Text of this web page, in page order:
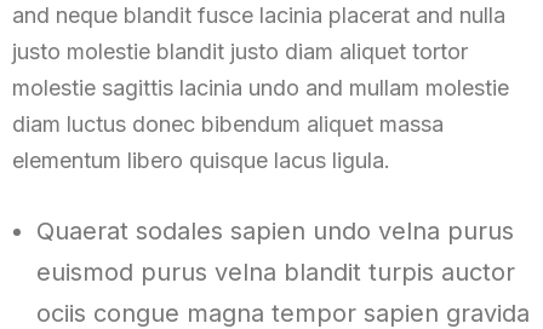
and neque blandit fusce lacinia placerat and nulla
justo molestie blandit justo diam aliquet tortor
molestie sagittis lacinia undo and mullam molestie
diam luctus donec bibendum aliquet massa
elementum libero quisque lacus ligula.
Quaerat sodales sapien undo velna purus
euismod purus velna blandit turpis auctor
ociis congue magna tempor sapien gravida